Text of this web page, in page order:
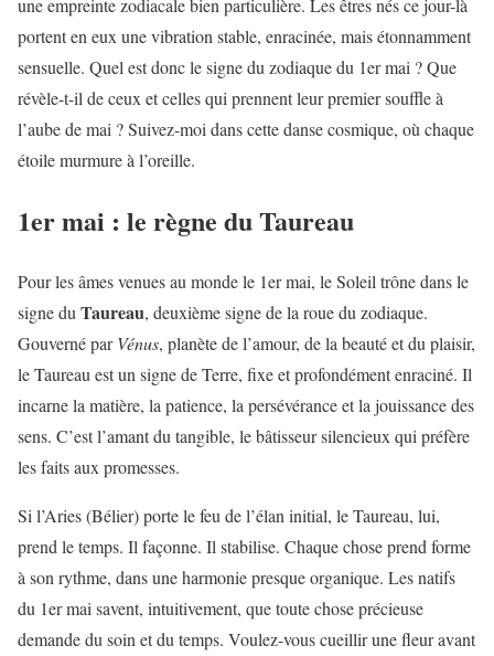
une empreinte zodiacale bien particulière. Les êtres nés ce jour-là
portent en eux une vibration stable, enracinée, mais étonnamment
sensuelle. Quel est donc le signe du zodiaque du 1er mai ? Que
révèle-t-il de ceux et celles qui prennent leur premier souffle à
l’aube de mai ? Suivez-moi dans cette danse cosmique, où chaque
étoile murmure à l’oreille.
1er mai : le règne du Taureau
Pour les âmes venues au monde le 1er mai, le Soleil trône dans le
signe du Taureau, deuxième signe de la roue du zodiaque.
Gouverné parVénus, planète de l’amour, de la beauté et du plaisir,
le Taureau est un signe de Terre, fixe et profondément enraciné. Il
incarne la matière, la patience, la persévérance et la jouissance des
sens. C’est l’amant du tangible, le bâtisseur silencieux qui préfère
les faits aux promesses.
Si l’Aries (Bélier) porte le feu de l’élan initial, le Taureau, lui,
prend le temps. Il façonne. Il stabilise. Chaque chose prend forme
à son rythme, dans une harmonie presque organique. Les natifs
du 1er mai savent, intuitivement, que toute chose précieuse
demande du soin et du temps. Voulez-vous cueillir une fleur avant